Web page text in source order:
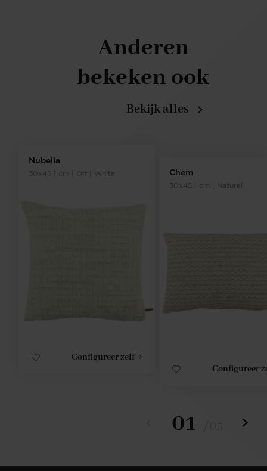
Nubella
30x45 | cm | Off | White
Configureer zelf
Chem
30x45 | cm | Naturel
Configureer
Anderen
bekeken ook
Bekijk alles
01